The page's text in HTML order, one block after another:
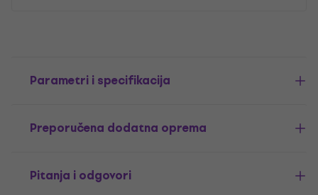
Parametri i specifikacija
Preporučena dodatna oprema
Pitanja i odgovori